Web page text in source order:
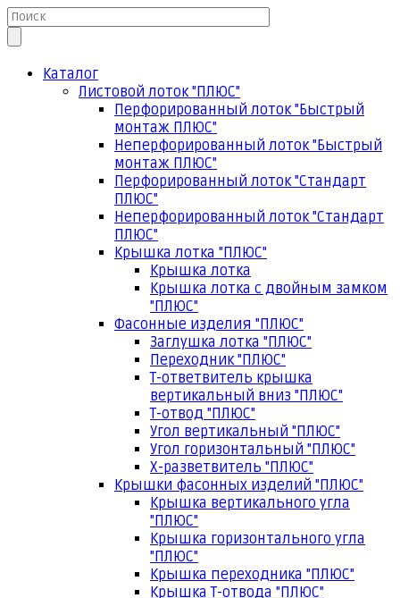
Каталог
Листовой лоток "ПЛЮС"
Перфорированный лоток "Быстрый
монтаж ПЛЮС"
Неперфорированный лоток "Быстрый
монтаж ПЛЮС"
Перфорированный лоток "Стандарт
ПЛЮС"
Неперфорированный лоток "Стандарт
ПЛЮС"
Крышка лотка "ПЛЮС"
Крышка лотка
Крышка лотка с двойным замком
"ПЛЮС"
Фасонные изделия "ПЛЮС"
Заглушка лотка "ПЛЮС"
Переходник "ПЛЮС"
Т-ответвитель крышка
вертикальный вниз "ПЛЮС"
Т-отвод "ПЛЮС"
Угол вертикальный "ПЛЮС"
Угол горизонтальный "ПЛЮС"
Х-разветвитель "ПЛЮС"
Крышки фасонных изделий "ПЛЮС"
Крышка вертикального угла
"ПЛЮС"
Крышка горизонтального угла
"ПЛЮС"
Крышка переходника "ПЛЮС"
Крышка Т-отвода "ПЛЮС"